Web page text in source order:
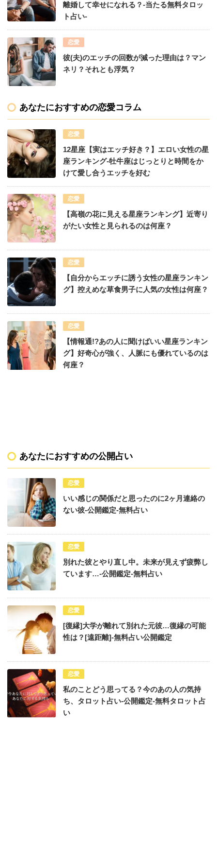
離婚して幸せになれる？-当たる無料タロッ
ト占い-
恋愛
彼(夫)のエッチの回数が減った理由は？マン
ネリ？それとも浮気？
あなたにおすすめの恋愛コラム
恋愛
12星座【実はエッチ好き？】エロい女性の星
座ランキング-牡牛座はじっとりと時間をか
けて愛し合うエッチを好む
恋愛
【高嶺の花に見える星座ランキング】近寄り
がたい女性と見られるのは何座？
恋愛
【自分からエッチに誘う女性の星座ランキン
グ】控えめな草食男子に人気の女性は何座？
恋愛
【情報通!?あの人に聞けばいい星座ランキン
グ】好奇心が強く、人脈にも優れているのは
何座？
あなたにおすすめの公開占い
恋愛
いい感じの関係だと思ったのに2ヶ月連絡の
ない彼-公開鑑定-無料占い
恋愛
別れた彼とやり直し中。未来が見えず疲弊し
ています…-公開鑑定-無料占い
恋愛
[復縁]大学が離れて別れた元彼…復縁の可能
性は？[遠距離]-無料占い公開鑑定
恋愛
私のことどう思ってる？今のあの人の気持
ち、タロット占い-公開鑑定-無料タロット占
い